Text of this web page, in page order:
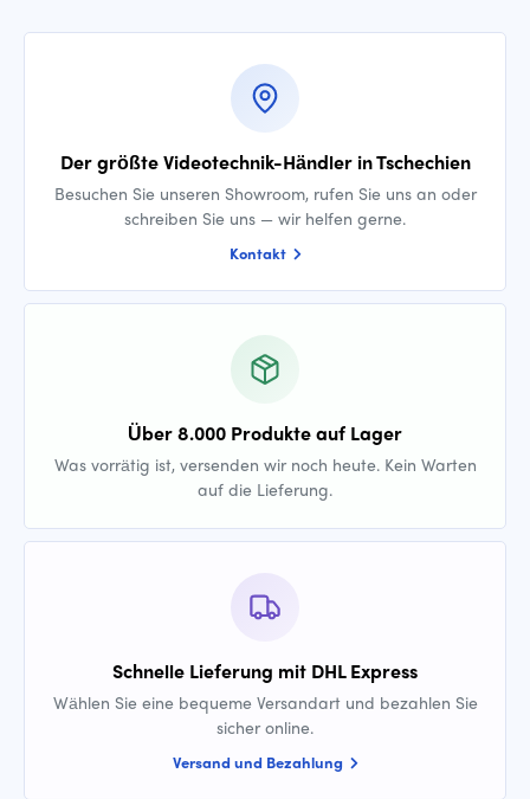
Der größte Videotechnik-Händler in Tschechien
Besuchen Sie unseren Showroom, rufen Sie uns an oder
schreiben Sie uns — wir helfen gerne.
Kontakt
Über 8.000 Produkte auf Lager
Was vorrätig ist, versenden wir noch heute. Kein Warten
auf die Lieferung.
Schnelle Lieferung mit DHL Express
Wählen Sie eine bequeme Versandart und bezahlen Sie
sicher online.
Versand und Bezahlung